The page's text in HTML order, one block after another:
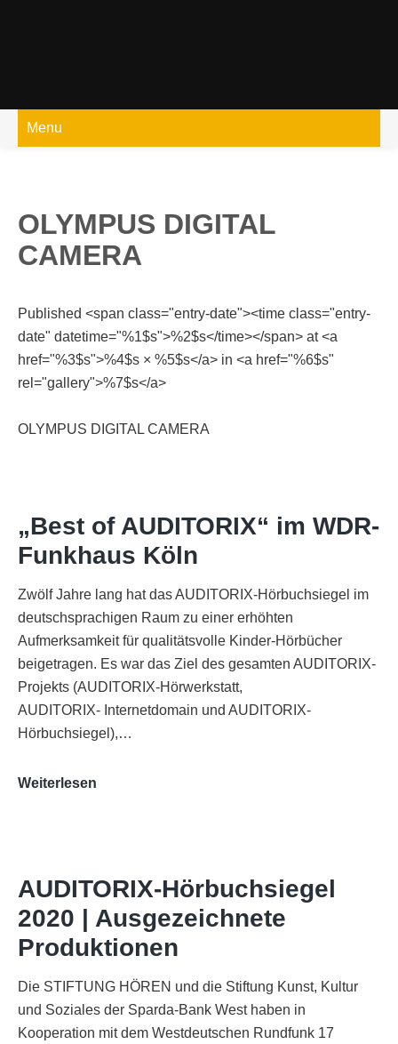
Menu
OLYMPUS DIGITAL
CAMERA
Published <span class="entry-date"><time class="entry-
date" datetime="%1$s">%2$s</time></span> at <a
href="%3$s">%4$s × %5$s</a> in <a href="%6$s"
rel="gallery">%7$s</a>
OLYMPUS DIGITAL CAMERA
„Best of AUDITORIX“ im WDR-
Funkhaus Köln
Zwölf Jahre lang hat das AUDITORIX-Hörbuchsiegel im
deutschsprachigen Raum zu einer erhöhten
Aufmerksamkeit für qualitätsvolle Kinder-Hörbücher
beigetragen. Es war das Ziel des gesamten AUDITORIX-
Projekts (AUDITORIX-Hörwerkstatt,
AUDITORIX- Internetdomain und AUDITORIX-
Hörbuchsiegel),…
Weiterlesen
Funkhaus
Köln
AUDITORIX-Hörbuchsiegel
2020 | Ausgezeichnete
Produktionen
Die STIFTUNG HÖREN und die Stiftung Kunst, Kultur
und Soziales der Sparda-Bank West haben in
Kooperation mit dem Westdeutschen Rundfunk 17